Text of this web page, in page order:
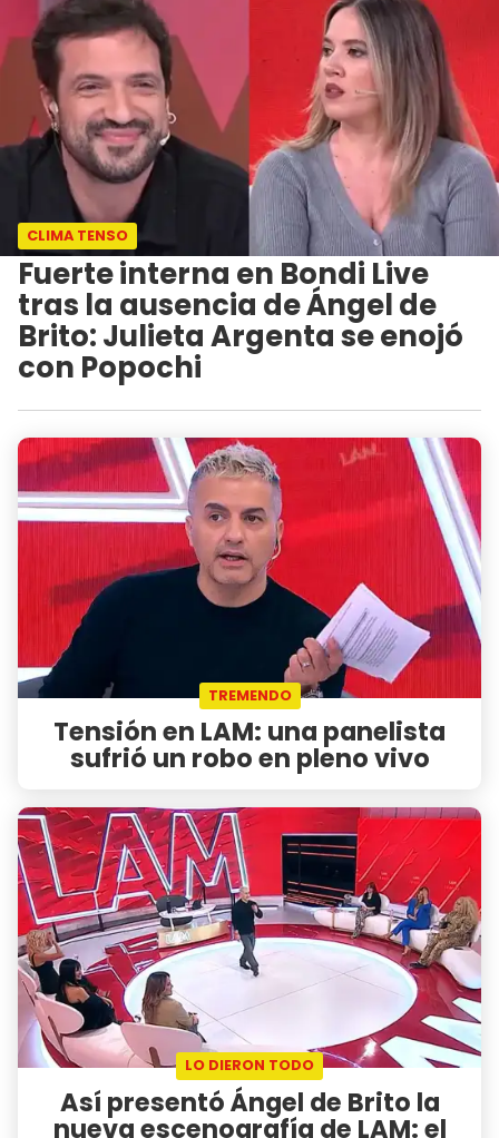
CLIMA TENSO
Fuerte interna en Bondi Live
tras la ausencia de Ángel de
Brito: Julieta Argenta se enojó
con Popochi
TREMENDO
Tensión en LAM: una panelista
sufrió un robo en pleno vivo
LO DIERON TODO
Así presentó Ángel de Brito la
nueva escenografía de LAM: el